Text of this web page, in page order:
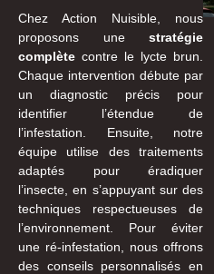
Chez Action Nuisible, nous
proposons une stratégie
complète contre le lycte brun.
Chaque intervention débute par
un diagnostic précis pour
identifier l’étendue de
l’infestation. Ensuite, notre
équipe utilise des traitements
adaptés pour éradiquer
l’insecte, en s’appuyant sur des
techniques respectueuses de
l’environnement. Pour éviter
une ré-infestation, nous offrons
des conseils personnalisés en